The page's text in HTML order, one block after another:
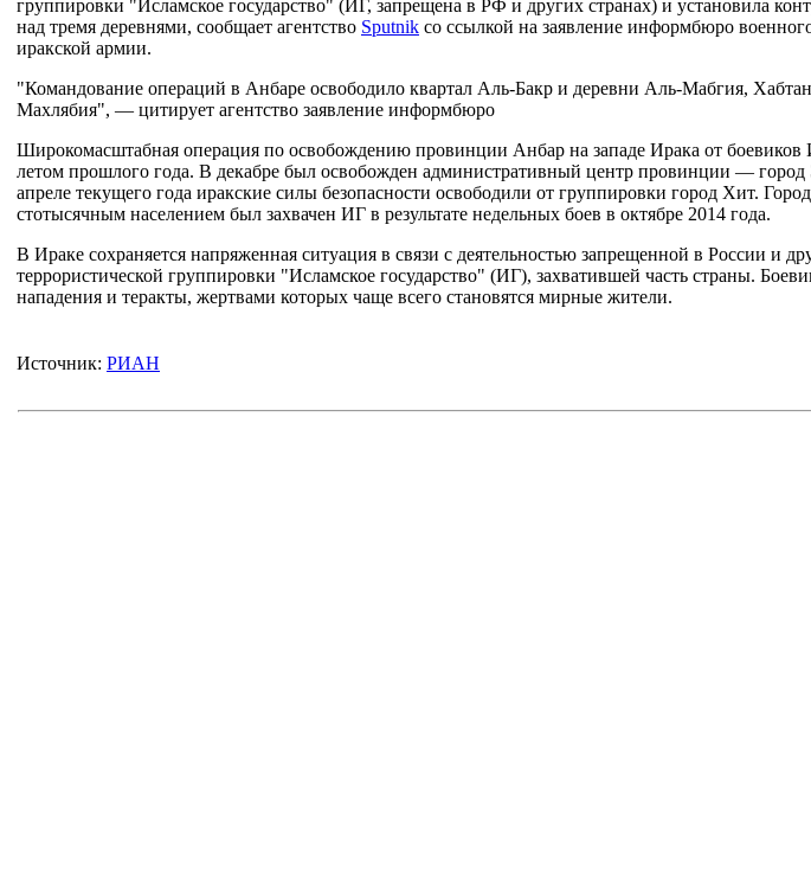
группировки "Исламское государство" (ИГ, запрещена в РФ и других странах) и установила
над тремя деревнями, сообщает агентство Sputnik со ссылкой на заявление информбюро
иракской армии.
"Командование операций в Анбаре освободило квартал Аль-Бакр и деревни Аль-Мабгия,
Махлябия", — цитирует агентство заявление информбюро
Широкомасштабная операция по освобождению провинции Анбар на западе Ирака от боевиков
летом прошлого года. В декабре был освобожден административный центр провинции —
апреле текущего года иракские силы безопасности освободили от группировки город Хит.
стотысячным населением был захвачен ИГ в результате недельных боев в октябре 2014 года.
В Ираке сохраняется напряженная ситуация в связи с деятельностью запрещенной в России и
террористической группировки "Исламское государство" (ИГ), захватившей часть страны.
нападения и теракты, жертвами которых чаще всего становятся мирные жители.
Источник: РИАН